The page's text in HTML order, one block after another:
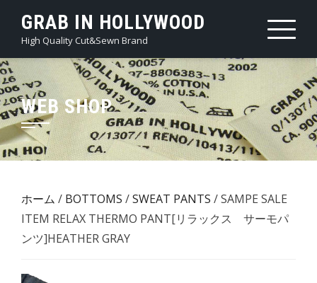
content
GRAB IN HOLLYWOOD
High Quality Cut&Sewn Brand
WEB SHOP
ホーム / BOTTOMS /SWEAT PANTS / SAMPE SALE
ITEM RELAX THERMO PANT[リラックス サーモパ
ンツ]HEATHER GRAY